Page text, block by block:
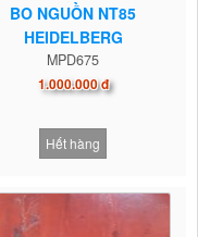
BO NGUỒN NT85
HEIDELBERG
MPD675
1.000.000 đ
Hết hàng